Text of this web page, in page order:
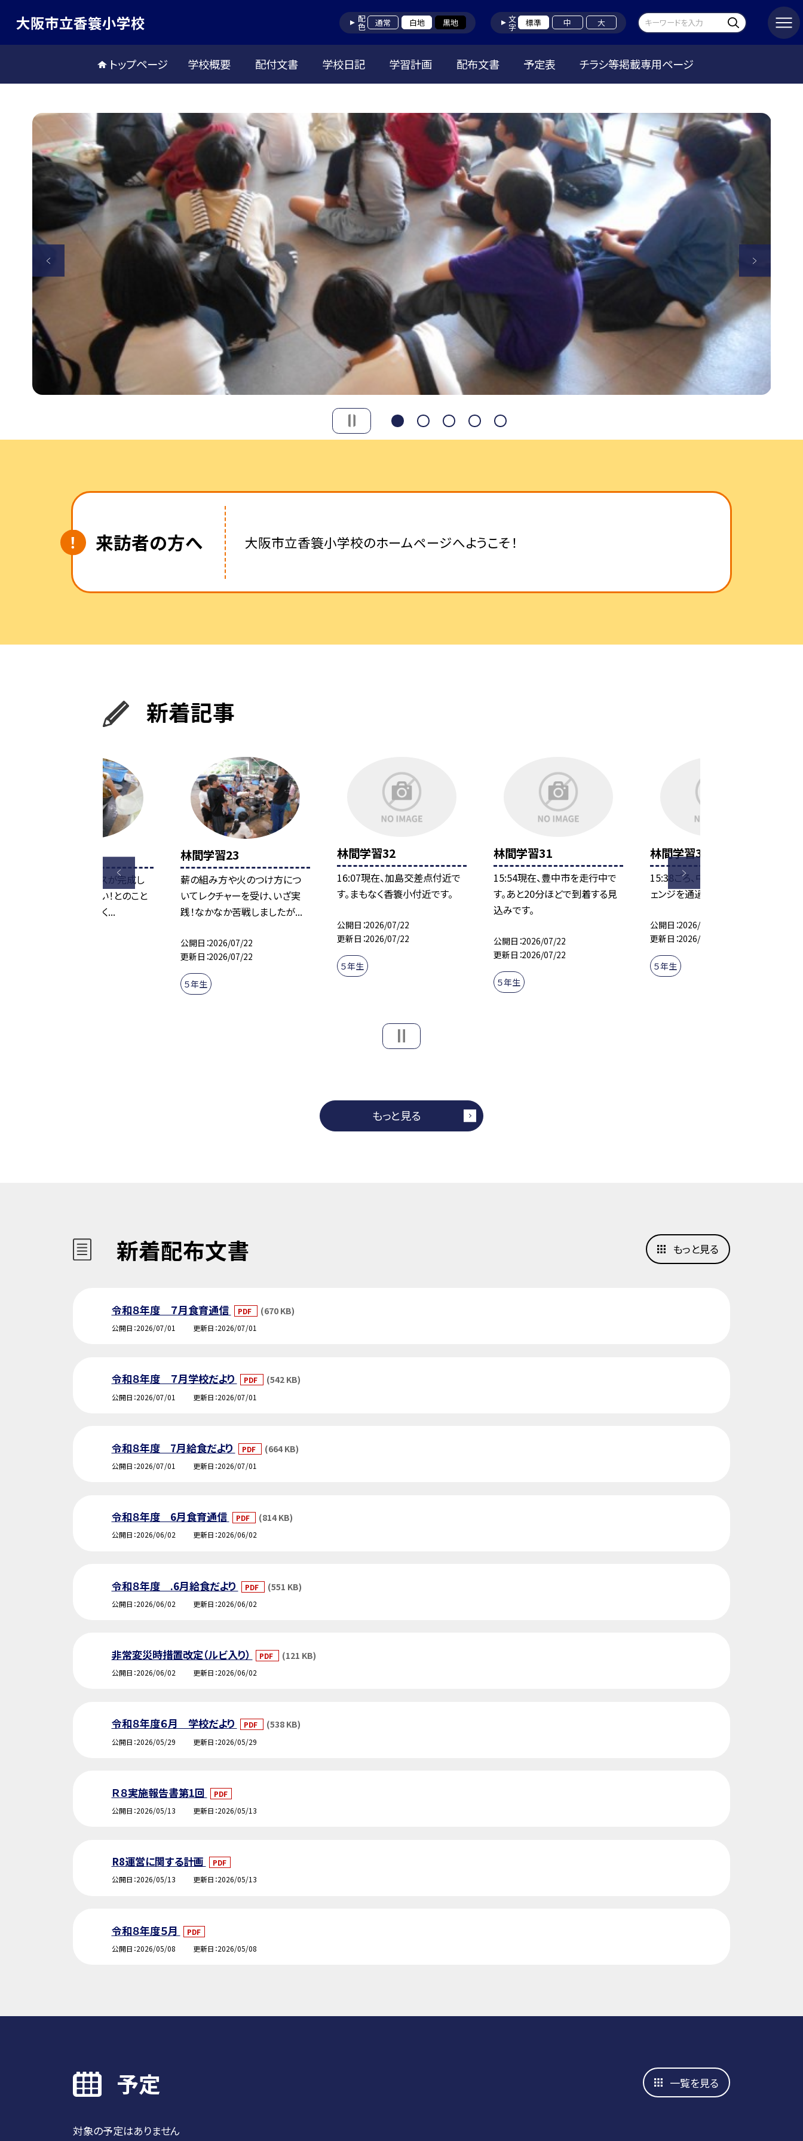
大阪市立香簑小学校 配色 通常 白地 黒地 文字 標準 中 大
トップページ 学校概要 配付文書 学校日記 学習計画 配布文書 予定表 チラシ等掲載専用ページ
来訪者の方へ 大阪市立香簑小学校のホームページへようこそ！
新着記事
ようやくカレーライスが完成し
ました。味もおいしい！とのこと
です。 朝ごはんもよく...
林間学習23
薪の組み方や火のつけ方につ
いてレクチャーを受け、いざ実
践！なかなか苦戦しましたが...
公開日 2026/07/22
更新日 2026/07/22
５年生
林間学習32
16:07現在、加島交差点付近で
す。まもなく香簑小付近です。
公開日 2026/07/22
更新日 2026/07/22
５年生
林間学習31
15:54現在、豊中市を走行中で
す。あと20分ほどで到着する見
込みです。
公開日 2026/07/22
更新日 2026/07/22
５年生
林間学習30
15:38ごろ、中国池田インターチ
ェンジを通過しました。
公開日 2026/07/22
更新日 2026/07/22
５年生
もっと見る
新着配布文書
令和８年度 ７月食育通信 PDF (670 KB)
公開日 2026/07/01 更新日 2026/07/01
令和８年度 ７月学校だより PDF (542 KB)
公開日 2026/07/01 更新日 2026/07/01
令和８年度 7月給食だより PDF (664 KB)
公開日 2026/07/01 更新日 2026/07/01
令和８年度 6月食育通信 PDF (814 KB)
公開日 2026/06/02 更新日 2026/06/02
令和８年度 .6月給食だより PDF (551 KB)
公開日 2026/06/02 更新日 2026/06/02
非常変災時措置改定（ルビ入り） PDF (121 KB)
公開日 2026/06/02 更新日 2026/06/02
令和８年度６月 学校だより PDF (538 KB)
公開日 2026/05/29 更新日 2026/05/29
Ｒ８実施報告書第1回
PDF
公開日 2026/05/13 更新日 2026/05/13
R8運営に関する計画
PDF
公開日 2026/05/13 更新日 2026/05/13
令和８年度５月
PDF
公開日 2026/05/08 更新日 2026/05/08
もっと見る
予定
対象の予定はありません
一覧を見る